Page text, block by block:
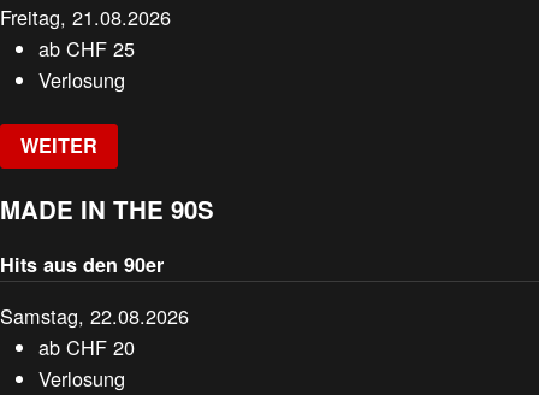
Freitag, 21.08.2026
abCHF 25
Verlosung
WEITER
MADE IN THE 90S
Hits aus den 90er
Samstag, 22.08.2026
abCHF 20
Verlosung